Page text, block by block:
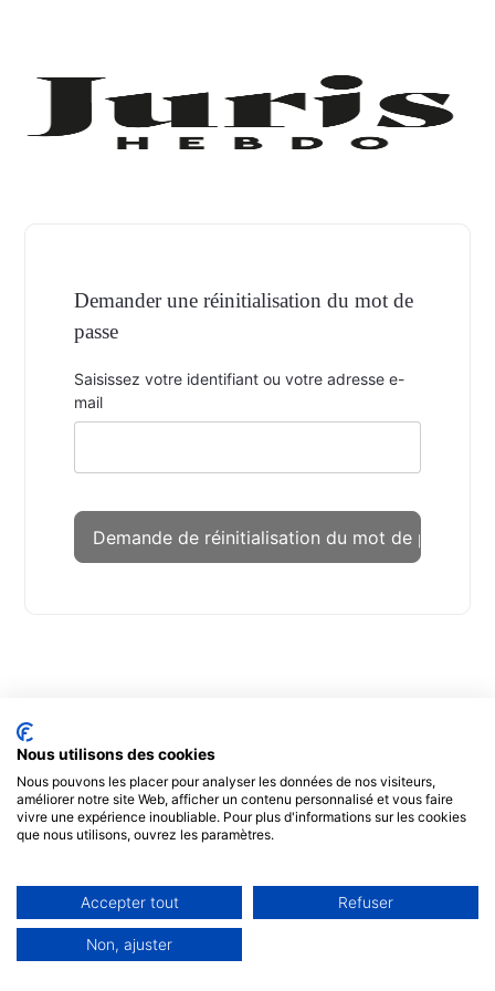
Demander une réinitialisation du mot de
passe
Saisissez votre identifiant ou votre adresse e-
mail
Nous utilisons des cookies
Nous pouvons les placer pour analyser les données de nos visiteurs,
améliorer notre site Web, afficher un contenu personnalisé et vous faire
vivre une expérience inoubliable. Pour plus d'informations sur les cookies
que nous utilisons, ouvrez les paramètres.
Accepter tout Refuser
Non, ajuster